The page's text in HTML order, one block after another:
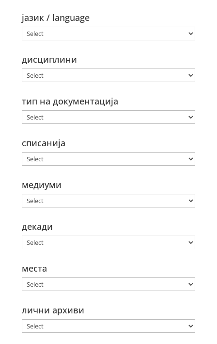
јазик / language
дисциплини
тип на документација
списанија
медиуми
декади
места
лични архиви